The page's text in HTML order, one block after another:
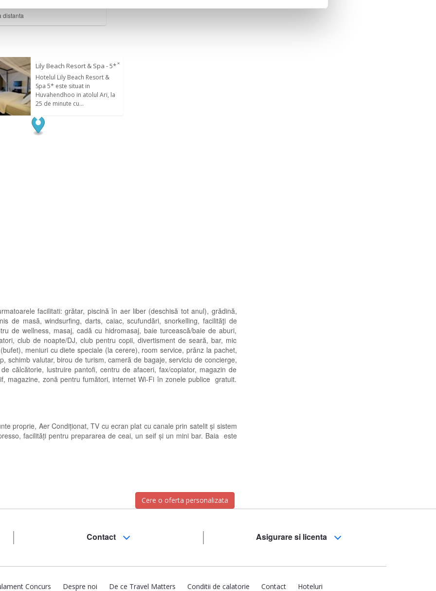
×
Lily Beach Resort & Spa - 5*
Hotelul Lily Beach Resort &
Spa 5* este situat in
Huvahendhoo in atolul Ari, la
25 de minute cu...
distanta
facilitati: grătar, piscină în aer liber (deschisă tot anul), grădină,
de masă, windsurfing, darts, caiac, scufundări, snorkelling, facilităţi de
de wellness, masaj, cadă cu hidromasaj, baie turcească/baie de aburi,
club de noapte/DJ, club pentru copii, divertisment de seară, bar, mic
meniuri cu diete speciale (la cerere), room service, prânz la pachet,
schimb valutar, birou de turism, cameră de bagaje, serviciu de concierge,
călcătorie, lustruire pantofi, centru de afaceri, fax/copiator, magazin de
magazine, zonă pentru fumători, internet Wi-Fi în zonele publice gratuit.
proprie, Aer Condiționat, TV cu ecran plat cu canale prin satelit și sistem
facilități pentru prepararea de ceai, un seif și un mini bar. Baia este
Cere o oferta personalizata
Contact Asigurare si licenta
Concurs Despre noi De ce Travel Matters Conditii de calatorie Contact Hoteluri